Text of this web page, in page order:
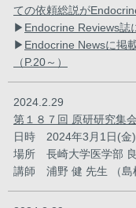
ての依頼総説が
▶ Endocrine Reviews誌
▶ Endocrine Newsに掲
（P.20～）
2024.2.29
第１８７回 原研研究集
日時 2024年3月1日(金
場所 長崎大学医学部 良
講師 浦野 健 先生 （島